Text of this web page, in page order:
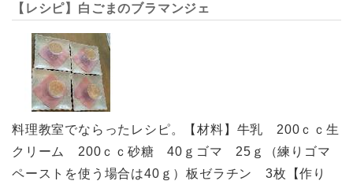
【レシピ】白ごまのブラマンジェ
料理教室でならったレシピ。【材料】牛乳 200ｃｃ生
クリーム 200ｃｃ砂糖 40ｇゴマ 25ｇ（練りゴマ
ペーストを使う場合は40ｇ）板ゼラチン 3枚【作り